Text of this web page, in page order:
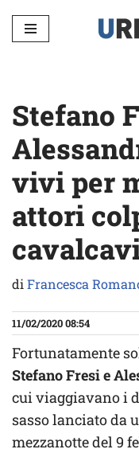
Vai
Stefano
vivi per
attori
diFrancesca
11/02/2020 08:54
Fortunatamente
Stefano Fresi e
cui viaggiavano i
sasso lanciato da
mezzanotte del 9